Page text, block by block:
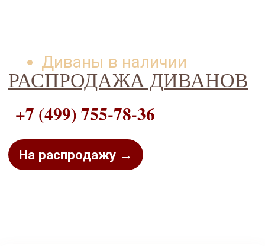
РАСПРОДАЖА ДИВАНОВ
На распродажу →
+7 (499) 755-78-36